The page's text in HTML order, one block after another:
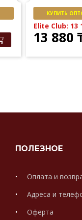
КУПИТЬ
Elite Club: 13
13 880
ПОЛЕЗНОЕ
Оплата и
Адреса и
Оферта